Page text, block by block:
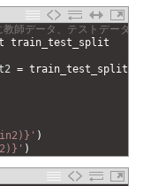
師データ、テストデータ
train_test_split
= train_test_split
)
)